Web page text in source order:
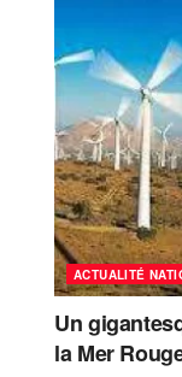
ACTUALITÉ
Un
la Mer